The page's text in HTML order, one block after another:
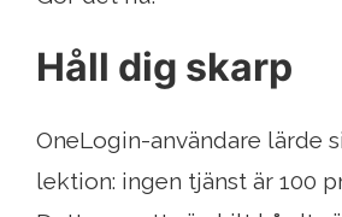
Håll dig skarp
OneLogin-användare lärde
lektion: ingen tjänst är 100